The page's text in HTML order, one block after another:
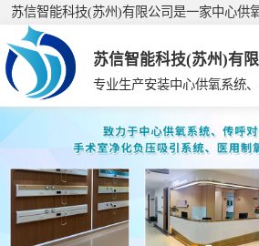
苏信智能科技(苏州)有
中心供氧系统
呼叫对讲系统
气体终端